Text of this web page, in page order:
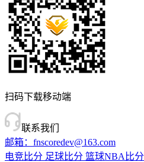
扫码下载移动端
联系我们
邮箱：fnscoredev@163.com
电竞比分 足球比分 篮球NBA比分